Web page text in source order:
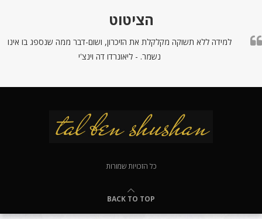
הציטוט
למידה ללא תשוקה מקלקלת את הזיכרון, ושום-דבר ממה שנספג בו אינו
נשמר. - ליאונרדו דה וינצ'י
כל הזכויות שמורות
BACK TO TOP